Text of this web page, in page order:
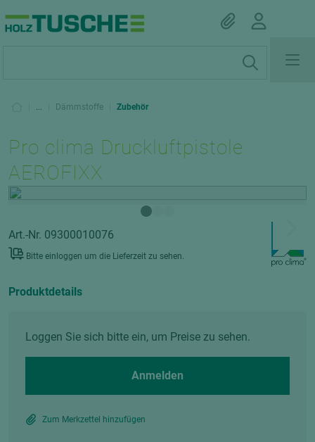
... Dämmstoffe Zubehör
Pro clima Druckluftpistole
AEROFIXX
Art.-Nr. 09300010076
Bitte einloggen um die Lieferzeit zu sehen.
Produktdetails
Loggen Sie sich bitte ein, um Preise zu sehen.
Anmelden
Zum Merkzettel hinzufügen